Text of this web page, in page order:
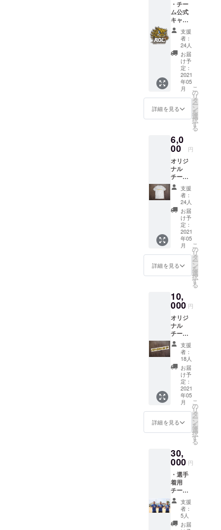
・チー
ム公式
キャラ
クター
ガー
ディ
君
キーホ
ルダー
×1 ・
チーム
公式
キャラ
クター
ガー
テッ
カー ×1
支援
者：
24人
お届
け予
定：
2021
年05
月
詳細を見る
こ
の
リ
タ
ー
ン
を
選
択
す
る
6,0
00 円
オリジ
ナル
チームT
シャツ
チーム
公式
キャラ
クター
ガー
ディ君
キーホ
ルダー
＆ス
テッ
カー
チームT
ライオ
ンズを
応援し
よう！
※オプ
ション
よりT
シャツ
サイズ
をお選
びくだ
さい ア
メリカ
サイズ
（メン
ズ）に
なりま
ズのLサ
イズ着
はMサ
イズ着
用をオ
ススメ
いたし
ます。
（色は
支援
者：
24人
お届
け予
定：
2021
年05
月
詳細を見る
こ
の
リ
タ
ー
ン
を
選
択
す
る
10,
000 円
オリジ
ナル
チームT
シャツ
オリジ
ナルマ
フラー
タオル
チーム
公式
キャラ
クター
ガー
ディ君
ステッ
シャツ
に加え
て ジム
や部活
でも大
活躍の
オリジ
ナルマ
フラー
タオル
支援
者：
18人
お届
け予
定：
2021
年05
月
詳細を見る
こ
の
リ
タ
ー
ン
を
選
択
す
る
30,
000 円
・選手
着用
チームT
シャツ
（速乾
タイ
プ）※
支援
者：
5人
お届